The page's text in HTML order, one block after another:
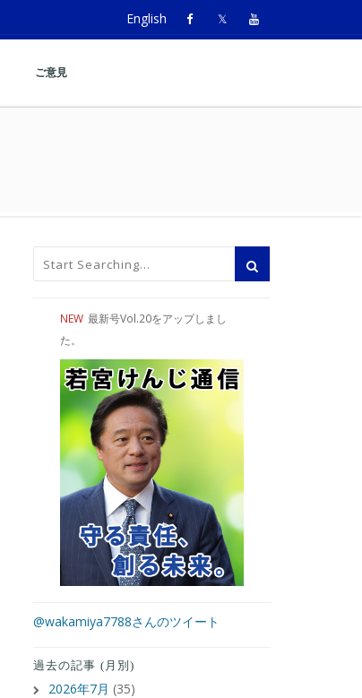
English
ご意見
NEW 最新号Vol.20をアップしまし
た。
@wakamiya7788さんのツイート
過去の記事 (月別)
2026年7月 (35)